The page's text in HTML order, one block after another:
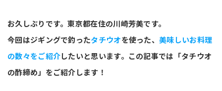
お久しぶりです。東京都在住の川崎芳美です。
今回はジギングで釣ったタチウオを使った、美味しいお料理
の数々をご紹介したいと思います。この記事では「タチウオ
の酢締め」をご紹介します！